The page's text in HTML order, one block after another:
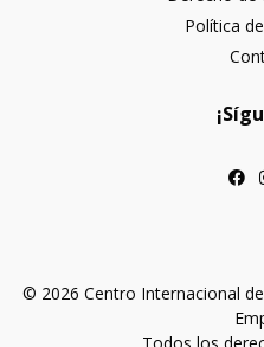
Política
© 2026 Centro Internacional